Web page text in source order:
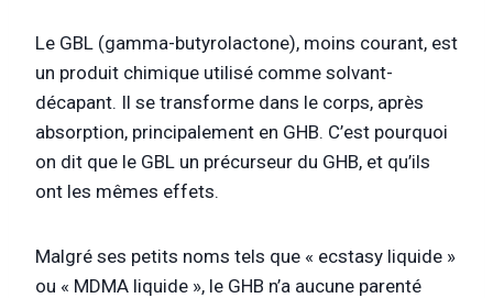
Le GBL (gamma-butyrolactone), moins courant, est
un produit chimique utilisé comme solvant-
décapant. Il se transforme dans le corps, après
absorption, principalement en GHB. C’est pourquoi
on dit que le GBL un précurseur du GHB, et qu’ils
ont les mêmes effets.
Malgré ses petits noms tels que « ecstasy liquide »
ou « MDMA liquide », le GHB n’a aucune parenté